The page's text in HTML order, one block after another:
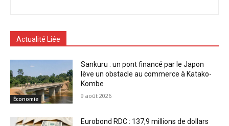
Actualité Liée
Économie
Sankuru : un pont financé par le Japon
lève un obstacle au commerce à Katako-
Kombe
9 août 2026
Eurobond RDC : 137,9 millions de dollars